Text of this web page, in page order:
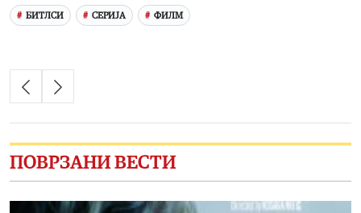
БИТЛСИ СЕРИЈА ФИЛМ
ПОВРЗАНИ ВЕСТИ